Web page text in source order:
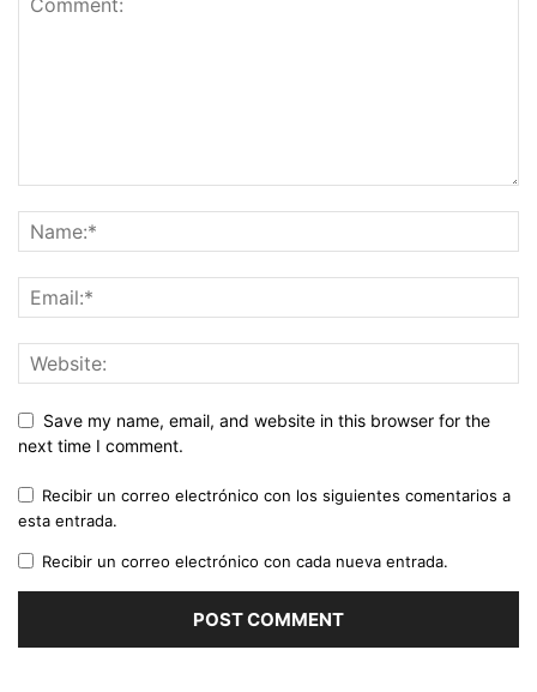
Save my name, email, and website in this browser for the
next time I comment.
Recibir un correo electrónico con los siguientes comentarios a
esta entrada.
Recibir un correo electrónico con cada nueva entrada.